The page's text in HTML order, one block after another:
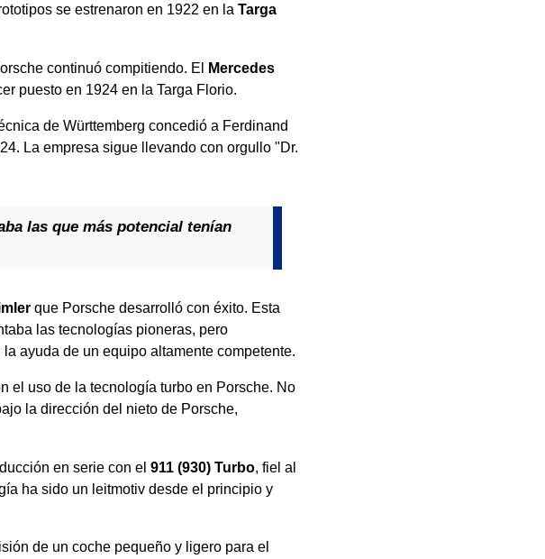
se estrenaron en 1922 en la Targa
continuó compitiendo. El Mercedes
puesto en 1924 en la Targa Florio.
de Württemberg concedió a Ferdinand
La empresa sigue llevando con orgullo "Dr.
las que más potencial tenían
que Porsche desarrolló con éxito. Esta
las tecnologías pioneras, pero
ayuda de un equipo altamente competente.
el uso de la tecnología turbo en Porsche. No
la dirección del nieto de Porsche,
en serie con el 911 (930) Turbo, fiel al
ha sido un leitmotiv desde el principio y
de un coche pequeño y ligero para el